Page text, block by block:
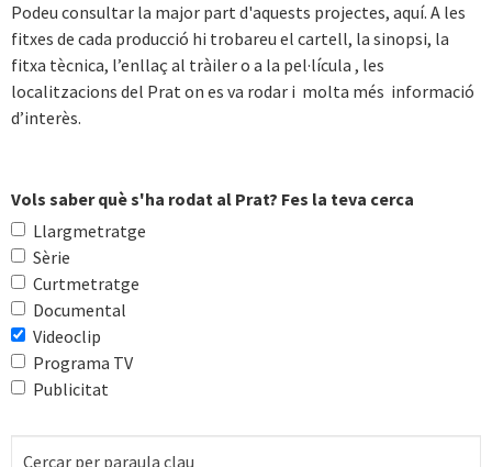
Podeu consultar la major part d'aquests projectes, aquí. A les
fitxes de cada producció hi trobareu el cartell, la sinopsi, la
fitxa tècnica, l’enllaç al tràiler o a la pel·lícula , les
localitzacions del Prat on es va rodar i molta més informació
d’interès.
Vols saber què s'ha rodat al Prat? Fes la teva cerca
Llargmetratge
Sèrie
Curtmetratge
Documental
Videoclip
Programa TV
Publicitat